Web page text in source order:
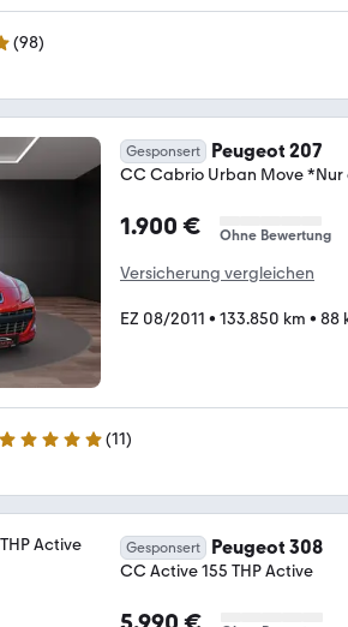
(98)
Gesponsert Peugeot 207
CC Cabrio Urban Move
1.900 € Ohne Bewertung
Versicherung vergleichen
EZ 08/2011 • 133.850 km • 88
5 Sterne (11)
Gesponsert Peugeot 308
CC Active 155 THP Active